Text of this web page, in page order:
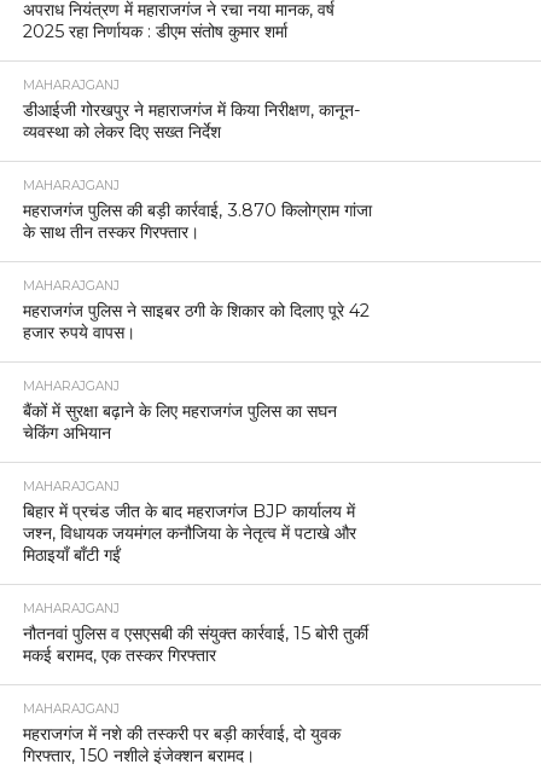
अपराध नियंत्रण में महाराजगंज ने रचा नया मानक, वर्ष
2025 रहा निर्णायक : डीएम संतोष कुमार शर्मा
MAHARAJGANJ
डीआईजी गोरखपुर ने महाराजगंज में किया निरीक्षण, कानून-
व्यवस्था को लेकर दिए सख्त निर्देश
MAHARAJGANJ
महराजगंज पुलिस की बड़ी कार्रवाई, 3.870 किलोग्राम गांजा
के साथ तीन तस्कर गिरफ्तार।
MAHARAJGANJ
महराजगंज पुलिस ने साइबर ठगी के शिकार को दिलाए पूरे 42
हजार रुपये वापस।
MAHARAJGANJ
बैंकों में सुरक्षा बढ़ाने के लिए महराजगंज पुलिस का सघन
चेकिंग अभियान
MAHARAJGANJ
बिहार में प्रचंड जीत के बाद महराजगंज BJP कार्यालय में
जश्न, विधायक जयमंगल कनौजिया के नेतृत्व में पटाखे और
मिठाइयाँ बाँटी गईं
MAHARAJGANJ
नौतनवां पुलिस व एसएसबी की संयुक्त कार्रवाई, 15 बोरी तुर्की
मकई बरामद, एक तस्कर गिरफ्तार
MAHARAJGANJ
महराजगंज में नशे की तस्करी पर बड़ी कार्रवाई, दो युवक
गिरफ्तार, 150 नशीले इंजेक्शन बरामद।